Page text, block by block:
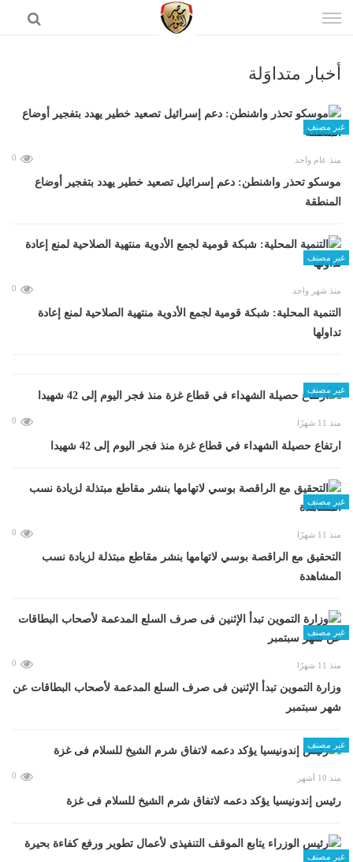
الى
أخبار متداوَلة
غير مصنف
منذ عام واحد 0
موسكو تحذر واشنطن: دعم إسرائيل تصعيد خطير يهدد بتفجير أوضاع
المنطقة
غير مصنف
منذ شهر واحد 0
التنمية المحلية: شبكة قومية لجمع الأدوية منتهية الصلاحية لمنع إعادة
تداولها
غير مصنف
منذ 11 شهرًا 0
ارتفاع حصيلة الشهداء في قطاع غزة منذ فجر اليوم إلى 42 شهيدا
غير مصنف
منذ 11 شهرًا 0
التحقيق مع الراقصة بوسي لاتهامها بنشر مقاطع مبتذلة لزيادة نسب
المشاهدة
غير مصنف
منذ 11 شهرًا 0
وزارة التموين تبدأ الإثنين فى صرف السلع المدعمة لأصحاب البطاقات عن
شهر سبتمبر
غير مصنف
منذ 10 أشهر 0
رئيس إندونيسيا يؤكد دعمه لاتفاق شرم الشيخ للسلام فى غزة
غير مصنف